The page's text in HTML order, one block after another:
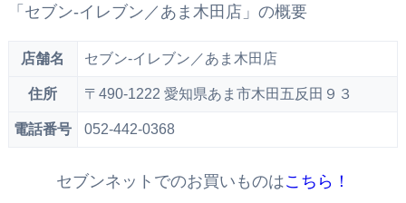
「セブン‐イレブン／あま木田店」の概要
店舗名 セブン‐イレブン／あま木田店
住所 〒490-1222 愛知県あま市木田五反田９３
電話番号 052-442-0368
セブンネットでのお買いものはこちら！